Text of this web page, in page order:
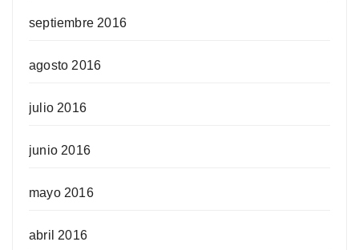
septiembre 2016
agosto 2016
julio 2016
junio 2016
mayo 2016
abril 2016